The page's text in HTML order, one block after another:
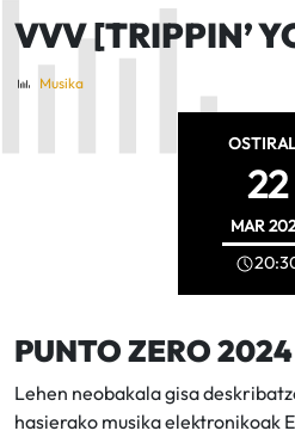
VVV [TRIPPIN’
Musika
22
MAR
PUNTO ZERO 2024
Lehen neobakala gisa
hasierako musika elektronikoak